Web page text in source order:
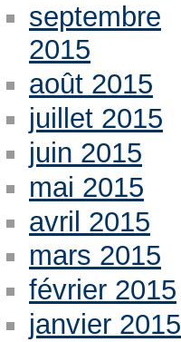
septembre
2015
août 2015
juillet 2015
juin 2015
mai 2015
avril 2015
mars 2015
février 2015
janvier 2015